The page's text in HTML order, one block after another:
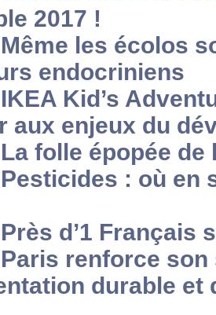
2017 !
Même les écolos
endocriniens
IKEA Kid’s
aux enjeux du
La folle épopée de
Pesticides : où en
Près d’1 Français
Paris renforce
durable et